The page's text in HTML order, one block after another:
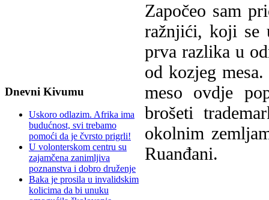
Dnevni Kivumu
Uskoro odlazim. Afrika ima
budućnost, svi trebamo
pomoći da je čvrsto prigrli!
U volonterskom centru su
zajamčena zanimljiva
poznanstva i dobro druženje
Baka je prosila u invalidskim
kolicima da bi unuku
Započeo sam
ražnjići, koji se
prva razlika u
od kozjeg
meso ovdje
brošeti
okolnim
Ruanđani.